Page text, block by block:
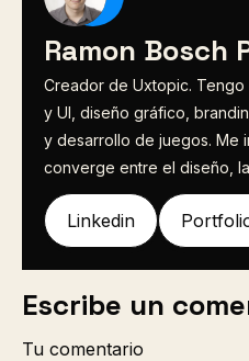
Ramon Bosch
Creador de Uxtopic.
y UI, diseño gráfico,
y desarrollo de juegos. Me
converge entre el diseño,
Linkedin
Escribe un
Tu comentario